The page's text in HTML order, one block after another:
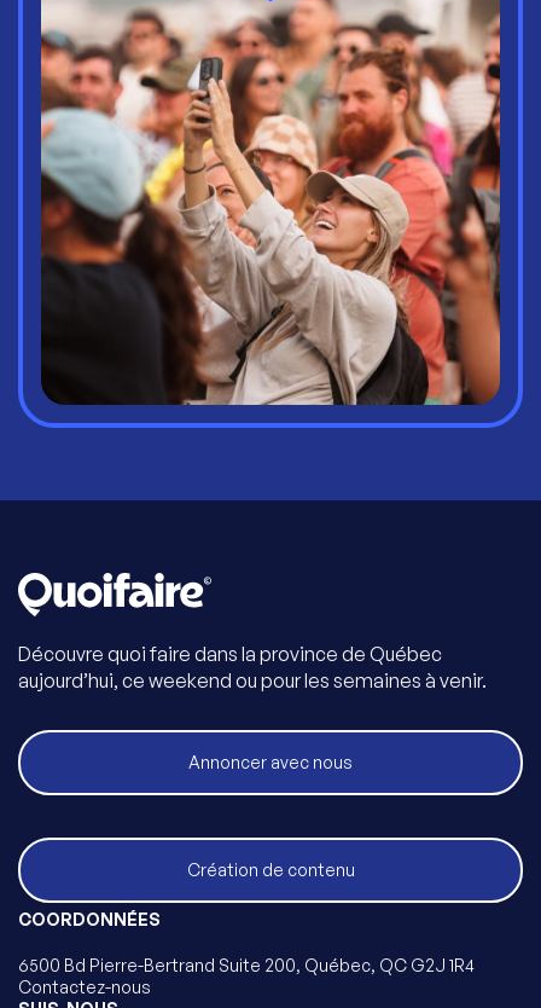
Découvre quoi faire dans la province de Québec
aujourd’hui, ce weekend ou pour les semaines à venir.
Annoncer avec nous
Création de contenu
COORDONNÉES
6500 Bd Pierre-Bertrand Suite 200, Québec, QC G2J 1R4
Contactez-nous